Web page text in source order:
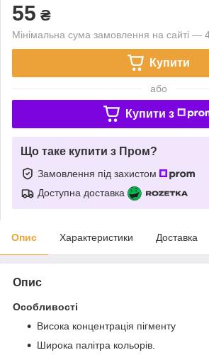
55 ₴
Мінімальна сума замовлення на сайті —
Купити
або
Купити з
Що таке купити з Пром?
Замовлення під захистом
Доступна доставка
Опис Характеристики Доставка
Опис
Особливості
Висока концентрація пігменту
Широка палітра кольорів.